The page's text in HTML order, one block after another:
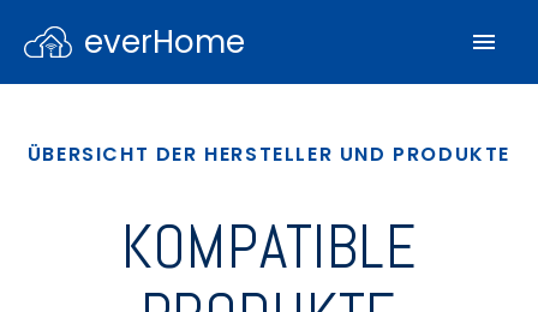
everHome
ÜBERSICHT DER HERSTELLER UND PRODUKTE
KOMPATIBLE